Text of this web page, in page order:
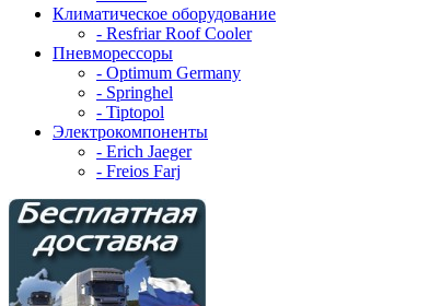
Климатическое оборудование
- Resfriar Roof Cooler
Пневморессоры
- Optimum Germany
- Springhel
- Tiptopol
Электрокомпоненты
- Erich Jaeger
- Freios Farj